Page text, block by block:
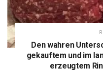
Den wahren
gekauftem und im
erzeugtem